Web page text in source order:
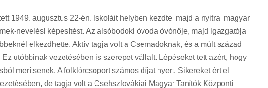
1949. augusztus 22-én. Iskoláit helyben kezdte, majd a nyitrai magyar
nevelési képesítést. Az alsóbodoki óvoda óvónője, majd igazgatója
elkezdhette. Aktív tagja volt a Csemadoknak, és a múlt század
utóbbinak vezetésében is szerepet vállalt. Lépéseket tett azért, hogy
merítsenek. A folklórcsoport számos díjat nyert. Sikereket ért el
de tagja volt a Csehszlovákiai Magyar Tanítók Központi